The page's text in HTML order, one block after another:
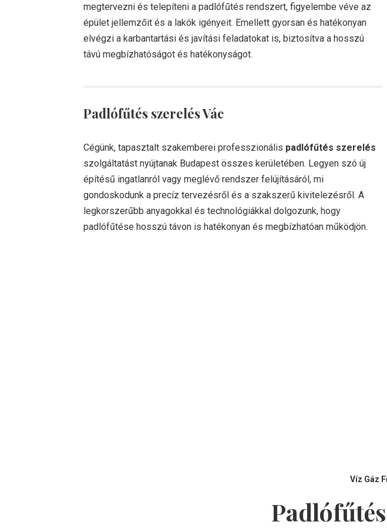
megtervezni és telepíteni a padlófűtés rendszert, figyelembe véve az
épület jellemzőit és a lakók igényeit. Emellett gyorsan és hatékonyan
elvégzi a karbantartási és javítási feladatokat is, biztosítva a hosszú
távú megbízhatóságot és hatékonyságot.
Padlófűtés szerelésVác
Cégünk, tapasztalt szakemberei professzionális padlófűtés szerelés
szolgáltatást nyújtanak Budapest összes kerületében. Legyen szó új
építésű ingatlanról vagy meglévő rendszer felújításáról, mi
gondoskodunk a precíz tervezésről és a szakszerű kivitelezésről. A
legkorszerűbb anyagokkal és technológiákkal dolgozunk, hogy
padlófűtése hosszú távon is hatékonyan és megbízhatóan működjön.
Víz Gáz